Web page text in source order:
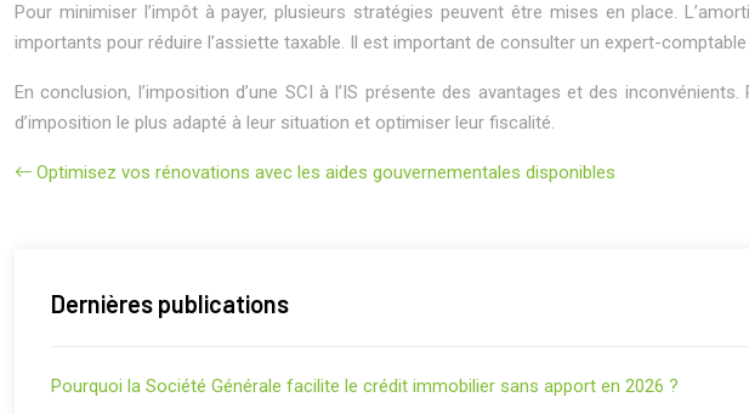
Pour minimiser l’impôt à payer, plusieurs stratégies peuvent être mises en place.
importants pour réduire l’assiette taxable. Il est important de consulter un expert-
En conclusion, l’imposition d’une SCI à l’IS présente des avantages et des
d’imposition le plus adapté à leur situation et optimiser leur fiscalité.
Optimisez vos rénovations avec les aides gouvernementales disponibles
Dernières publications
Pourquoi la Société Générale facilite le crédit immobilier sans apport en 2026 ?